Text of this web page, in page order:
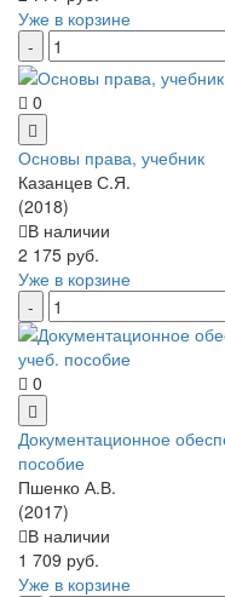
Уже в корзине
0
Основы права, учебник
Казанцев С.Я.
(2018)
В наличии
2 175 руб.
Уже в корзине
0
Документационное
пособие
Пшенко А.В.
(2017)
В наличии
1 709 руб.
Уже в корзине